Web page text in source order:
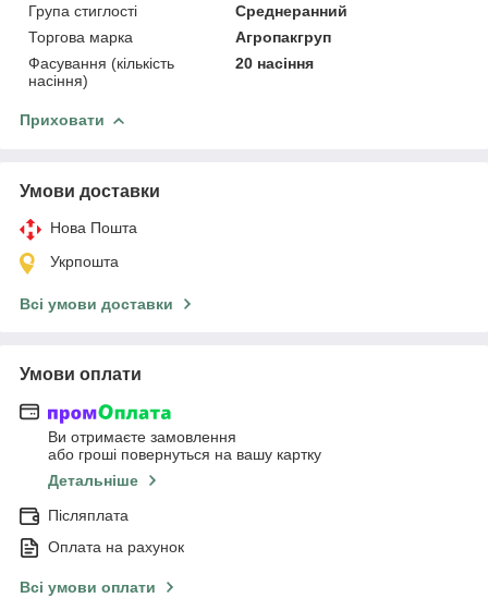
Група стиглості
Среднеранний
Торгова марка
Агропакгруп
Фасування (кількість
насіння)
20 насіння
Приховати
Умови доставки
Нова Пошта
Укрпошта
Всі умови доставки
Умови оплати
Ви отримаєте замовлення
або гроші повернуться на вашу картку
Детальніше
Післяплата
Оплата на рахунок
Всі умови оплати